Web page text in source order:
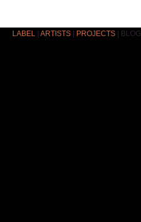
LABEL ARTISTS PROJECTS BLOG